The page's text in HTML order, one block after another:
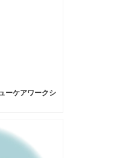
ーケアワークシ